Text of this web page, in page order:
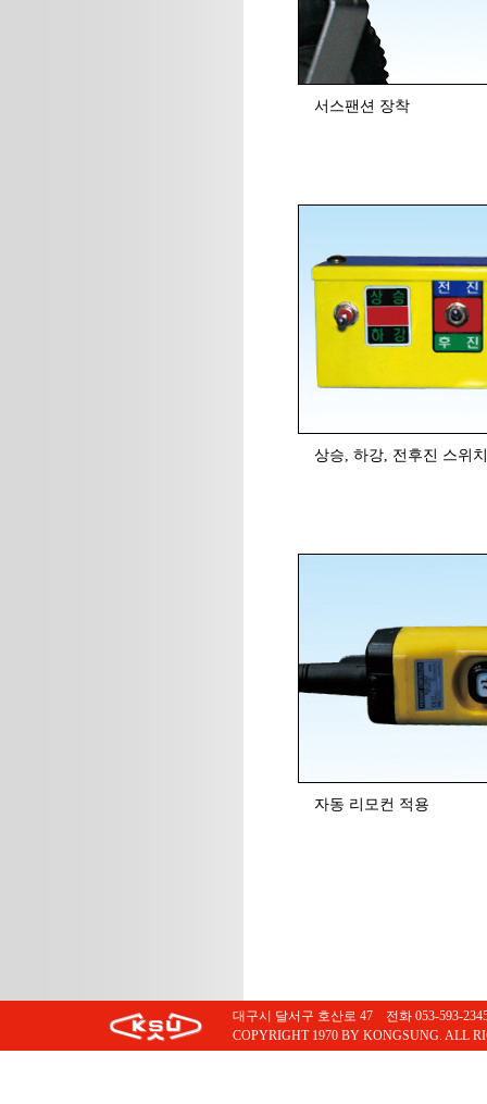
서스팬션 장착
상승, 하강, 전후진 스위
자동 리모컨 적용
대구시 달서구 호산로 47 전화 053-593-
COPYRIGHT 1970 BY KONGSUNG. ALL